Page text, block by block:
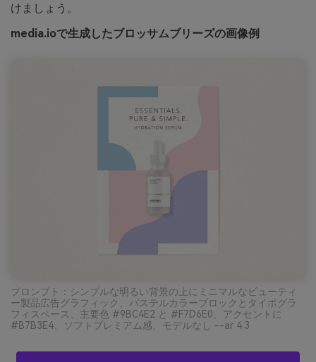
けましょう。
media.ioで生成したブロッサムブリーズの画像例
プロンプト：シンプルな明るい背景の上にミニマルなビューティ
ー製品広告グラフィック、パステルカラーブロックとタイポグラ
フィスペース、主要色 #9BC4E2 と #F7D6E0、アクセントに
#B7B3E4、ソフトプレミアム感、モデルなし --ar 4:3